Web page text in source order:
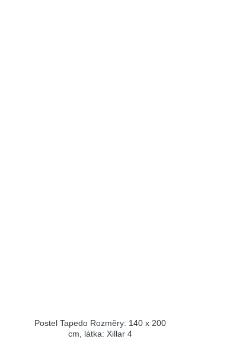
Postel Tapedo Rozměry: 140 x 200
cm, látka: Xillar 4